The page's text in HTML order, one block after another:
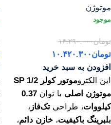
موتوژن
تومان۱۴.۲۹۰.۰۰۰
تومان۱۰.۴۲۰.۳۰۰
افزودن به سبد خرید
این الکترو
موتور کولر 1/2 SP
موتوژن اصلی با توان 0.37
کیلووات، طراحی تک‌فاز ،
بلبرینگ باکیفیت، خازن دائم،